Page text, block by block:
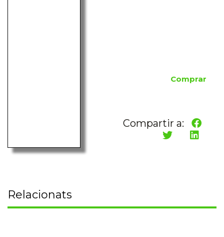
Comprar
Compartir a:
Relacionats